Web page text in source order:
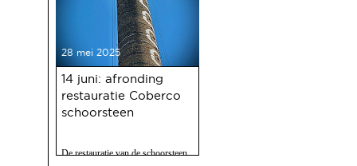
28 mei 2025
14 juni: afronding
restauratie Coberco
schoorsteen
De restauratie van de schoorsteen